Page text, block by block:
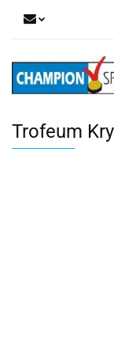
Trofeum